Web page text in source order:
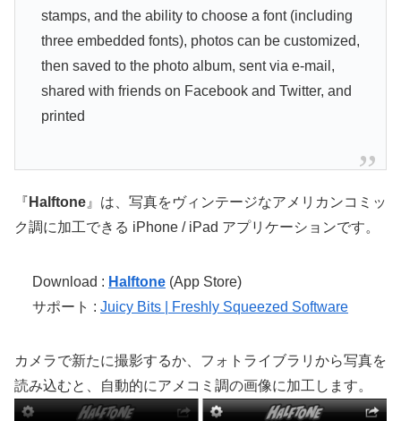
stamps, and the ability to choose a font (including
three embedded fonts), photos can be customized,
then saved to the photo album, sent via e-mail,
shared with friends on Facebook and Twitter, and
printed
『 Halftone 』は、写真をヴィンテージなアメリカンコミッ
ク調に加工できる iPhone / iPad アプリケーションです。
Download : Halftone (App Store)
サポート : Juicy Bits | Freshly Squeezed Software
カメラで新たに撮影するか、フォトライブラリから写真を
読み込むと、自動的にアメコミ調の画像に加工します。